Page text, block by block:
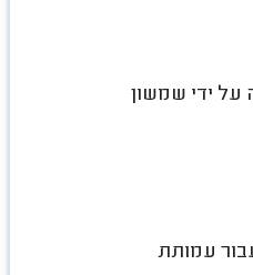
על ידי שמשון
עמותת